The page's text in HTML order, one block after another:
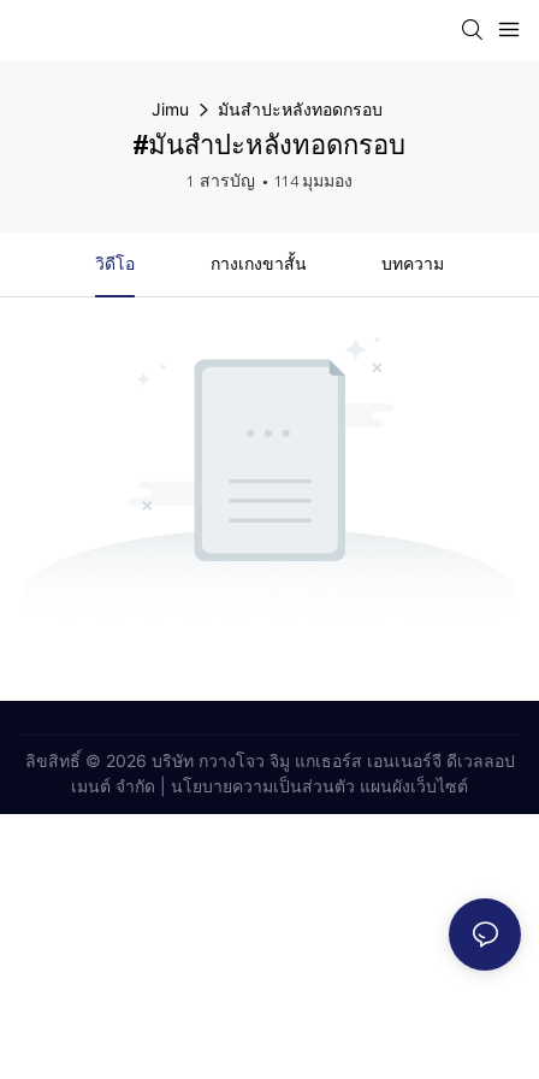
Jimu มันสำปะหลังทอดกรอบ
#มันสำปะหลังทอดกรอบ
1 สารบัญ 114 มุมมอง
วิดีโอ กางเกงขาสั้น บทความ
ลิขสิทธิ์ © 2026 บริษัท กวางโจว จิมู แกเธอร์ส เอนเนอร์จี ดีเวลลอป
เมนต์ จำกัด |
นโยบายความเป็นส่วนตัว แผนผังเว็บไซต์